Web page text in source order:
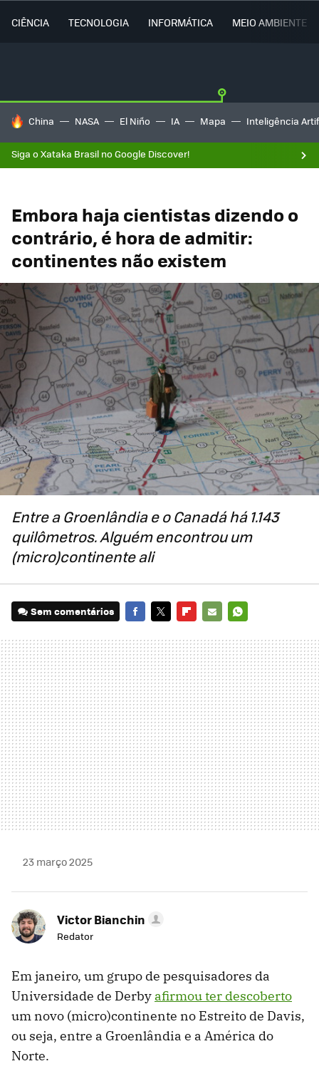
CIÊNCIA TECNOLOGIA INFORMÁTICA MEIO AMBIENTE
TENDÊNCIAS DO DIA
China NASA El Niño IA Mapa Inteligência
Siga o Xataka Brasil no Google Discover!
Embora haja cientistas dizendo o
contrário, é hora de admitir:
continentes não existem
Entre a Groenlândia e o Canadá há 1.143
quilômetros. Alguém encontrou um
(micro)continente ali
Sem comentários
MAIL
23 março 2025
Victor Bianchin
Redator
Em janeiro, um grupo de pesquisadores da
Universidade de Derby afirmou ter descoberto
um novo (micro)continente no Estreito de Davis,
ou seja, entre a Groenlândia e a América do
Norte.